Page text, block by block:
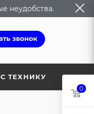
неудобства.
ТЕХНИКУ
0